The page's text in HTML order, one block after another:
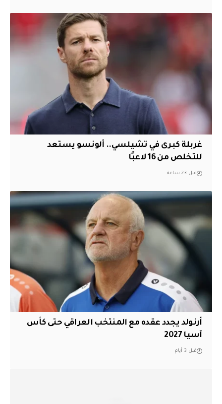
غربلة كبرى في تشيلسي.. ألونسو يستعد
للتخلص من 16 لاعبًا
قبل 23 ساعة
أرنولد يجدد عقده مع المنتخب العراقي حتى كأس
آسيا 2027
قبل 3 أيام